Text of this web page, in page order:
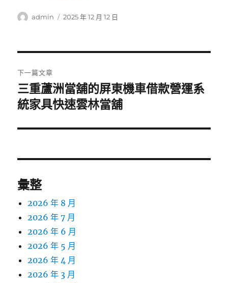
作
admin
發
2025 年 12 月 12 日
章
導
覽
下一篇文章
下
一
文
三重蘆洲當舖的屏東機車借款營運系
統家具快速雲林當舖
彙整
2026 年 8 月
2026 年 7 月
2026 年 6 月
2026 年 5 月
2026 年 4 月
2026 年 3 月